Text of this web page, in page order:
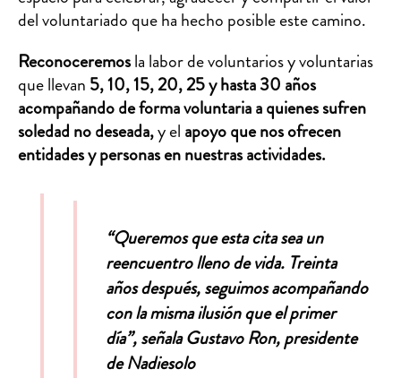
del voluntariado que ha hecho posible este camino.
Reconoceremosla labor de voluntarios y voluntarias
que llevan 5, 10, 15, 20, 25 y hasta 30 años
acompañando de forma voluntaria a quienes sufren
soledad no deseada,y el apoyo que nos ofrecen
entidades y personas en nuestras actividades.
“Queremos que esta cita sea un
reencuentro lleno de vida. Treinta
años después, seguimos acompañando
con la misma ilusión que el primer
día”,señala Gustavo Ron, presidente
de Nadiesolo